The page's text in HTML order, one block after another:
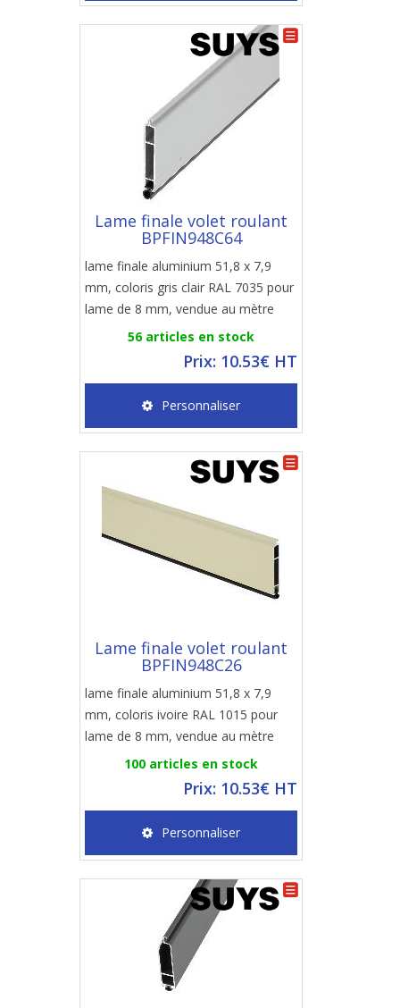
Lame finale volet roulant
BPFIN948C64
lame finale aluminium 51,8 x 7,9
mm, coloris gris clair RAL 7035 pour
lame de 8 mm, vendue au mètre
56 articles en stock
Prix: 10.53€ HT
Personnaliser
Lame finale volet roulant
BPFIN948C26
lame finale aluminium 51,8 x 7,9
mm, coloris ivoire RAL 1015 pour
lame de 8 mm, vendue au mètre
100 articles en stock
Prix: 10.53€ HT
Personnaliser